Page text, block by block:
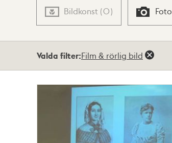
Bildkonst (0) Foto
Valda filter:Film & rörlig bild